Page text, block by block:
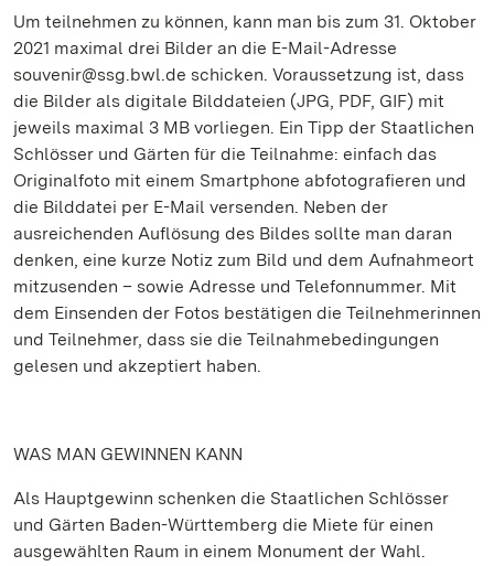
Um teilnehmen zu können, kann man bis zum 31. Oktober
2021 maximal drei Bilder an die E-Mail-Adresse
souvenir@ssg.bwl.de schicken. Voraussetzung ist, dass
die Bilder als digitale Bilddateien (JPG, PDF, GIF) mit
jeweils maximal 3 MB vorliegen. Ein Tipp der Staatlichen
Schlösser und Gärten für die Teilnahme: einfach das
Originalfoto mit einem Smartphone abfotografieren und
die Bilddatei per E-Mail versenden. Neben der
ausreichenden Auflösung des Bildes sollte man daran
denken, eine kurze Notiz zum Bild und dem Aufnahmeort
mitzusenden – sowie Adresse und Telefonnummer. Mit
dem Einsenden der Fotos bestätigen die Teilnehmerinnen
und Teilnehmer, dass sie die Teilnahmebedingungen
gelesen und akzeptiert haben.
WAS MAN GEWINNEN KANN
Als Hauptgewinn schenken die Staatlichen Schlösser
und Gärten Baden-Württemberg die Miete für einen
ausgewählten Raum in einem Monument der Wahl.